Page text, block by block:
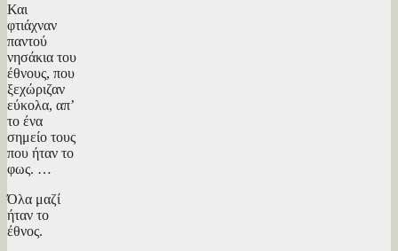
Και
φτιάχναν
παντού
νησάκια του
έθνους, που
ξεχώριζαν
εύκολα, απ’
το ένα
σημείο τους
που ήταν το
φως. …
Όλα μαζί
ήταν το
έθνος.